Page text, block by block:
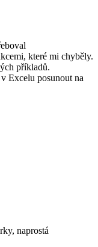
které mi chyběly.
příkladů.
Excelu posunout na
naprostá